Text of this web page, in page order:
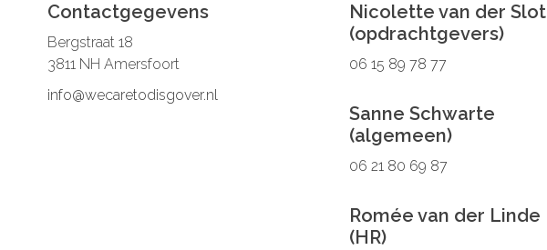
Contactgegevens
Bergstraat 18
3811 NH Amersfoort
info@wecaretodisgover.nl
Nicolette van der Slot
(opdrachtgevers)
06 15 89 78 77
Sanne Schwarte
(algemeen)
06 21 80 69 87
Romée van der Linde
(HR)